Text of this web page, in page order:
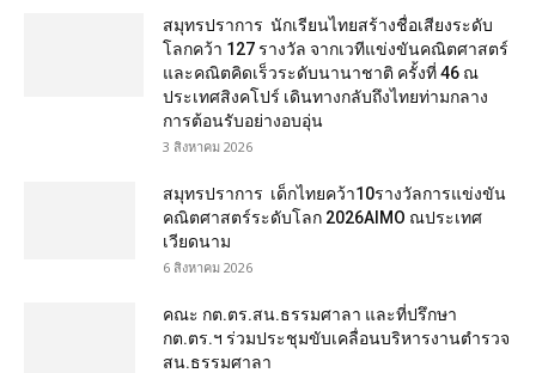
สมุทรปราการ นักเรียนไทยสร้างชื่อเสียงระดับ
โลกคว้า 127 รางวัล จากเวทีแข่งขันคณิตศาสตร์
และคณิตคิดเร็วระดับนานาชาติ ครั้งที่ 46 ณ
ประเทศสิงคโปร์ เดินทางกลับถึงไทยท่ามกลาง
การต้อนรับอย่างอบอุ่น
3 สิงหาคม 2026
สมุทรปราการ เด็กไทยคว้า10รางวัลการแข่งขัน
คณิตศาสตร์ระดับโลก 2026AIMO ณประเทศ
เวียดนาม
6 สิงหาคม 2026
คณะ กต.ตร.สน.ธรรมศาลา และที่ปรึกษา
กต.ตร.ฯ ร่วมประชุมขับเคลื่อนบริหารงานตำรวจ
สน.ธรรมศาลา